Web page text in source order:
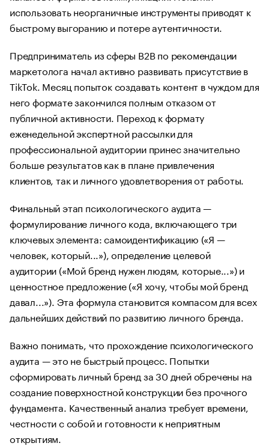
использовать неорганичные инструменты приводят к
быстрому выгоранию и потере аутентичности.
Предприниматель из сферы B2B по рекомендации
маркетолога начал активно развивать присутствие в
TikTok. Месяц попыток создавать контент в чуждом для
него формате закончился полным отказом от
публичной активности. Переход к формату
еженедельной экспертной рассылки для
профессиональной аудитории принес значительно
больше результатов как в плане привлечения
клиентов, так и личного удовлетворения от работы.
Финальный этап психологического аудита —
формулирование личного кода, включающего три
ключевых элемента: самоидентификацию («Я —
человек, который...»), определение целевой
аудитории («Мой бренд нужен людям, которые...») и
ценностное предложение («Я хочу, чтобы мой бренд
давал...»). Эта формула становится компасом для всех
дальнейших действий по развитию личного бренда.
Важно понимать, что прохождение психологического
аудита — это не быстрый процесс. Попытки
сформировать личный бренд за 30 дней обречены на
создание поверхностной конструкции без прочного
фундамента. Качественный анализ требует времени,
честности с собой и готовности к неприятным
открытиям.